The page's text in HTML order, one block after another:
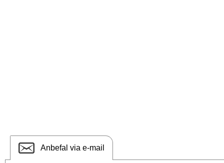
Anbefal via e-mail